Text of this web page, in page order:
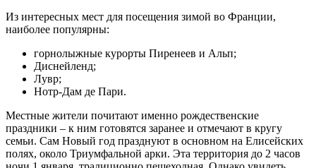
Из интересных мест для посещения зимой во Франции,
наиболее популярны:
горнолыжные курорты Пиренеев и Альп;
Диснейленд;
Лувр;
Нотр-Дам де Пари.
Местные жители почитают именно рождественские
праздники – к ним готовятся заранее и отмечают в кругу
семьи. Сам Новый год празднуют в основном на Елисейских
полях, около Триумфальной арки. Эта территория до 2 часов